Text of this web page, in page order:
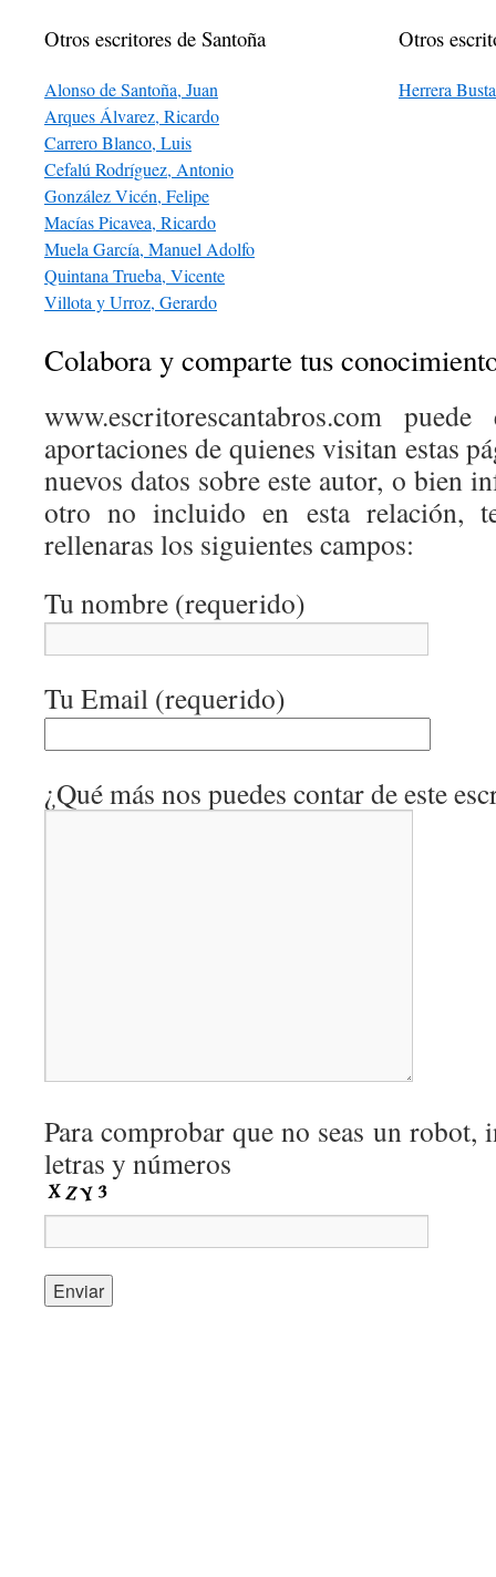
Otros escritores de Santoña
Alonso de Santoña, Juan
Arques Álvarez, Ricardo
Carrero Blanco, Luis
Cefalú Rodríguez, Antonio
González Vicén, Felipe
Macías Picavea, Ricardo
Muela García, Manuel Adolfo
Quintana Trueba, Vicente
Villota y Urroz, Gerardo
Otros
Herrera
Colabora y comparte tus
www.escritorescantabros.com
aportaciones de quienes visitan estas
nuevos datos sobre este autor, o bien
otro no incluido en esta relación,
rellenaras los siguientes campos:
Tu nombre (requerido)
Tu Email (requerido)
¿Qué más nos puedes contar de este
Para comprobar que no seas un robot,
letras y números